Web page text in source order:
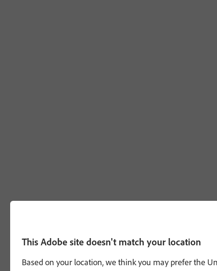
This Adobe site doesn't match your location
Based on your location, we think you may prefer the